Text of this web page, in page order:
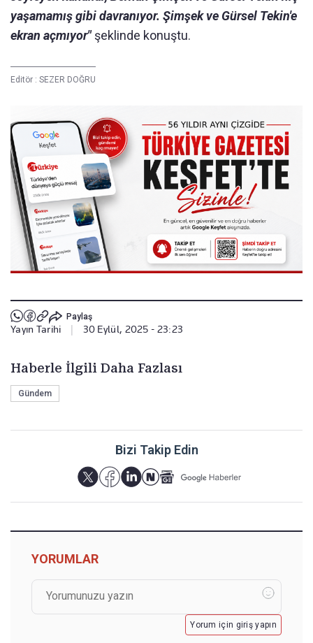
yaşamamış gibi davranıyor. Şimşek ve Gürsel Tekin'e
ekran açmıyor"şeklinde konuştu.
Editör : SEZER DOĞRU
Paylaş
Yayın Tarihi 30 Eylül, 2025 - 23:23
Haberle İlgili Daha Fazlası
Gündem
Bizi Takip Edin
YORUMLAR
Yorum için giriş yapın